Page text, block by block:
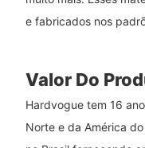
e fabricados nos
Valor Do
Hardvogue tem 16
Norte e da América